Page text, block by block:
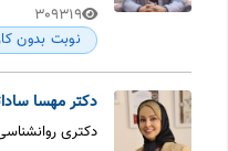
309319
نوبت بدون
دکتر مهسا
دکتری